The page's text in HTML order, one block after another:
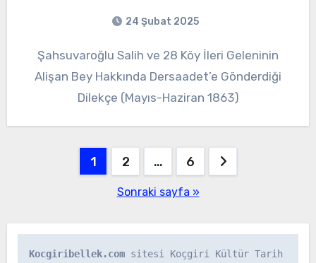
24 Şubat 2025
Şahsuvaroğlu Salih ve 28 Köy İleri Geleninin
Alişan Bey Hakkında Dersaadet’e Gönderdiği
Dilekçe (Mayıs-Haziran 1863)
1 2 … 6
Sonraki sayfa »
Kocgiribellek.com sitesi Koçgiri Kültür Tarih